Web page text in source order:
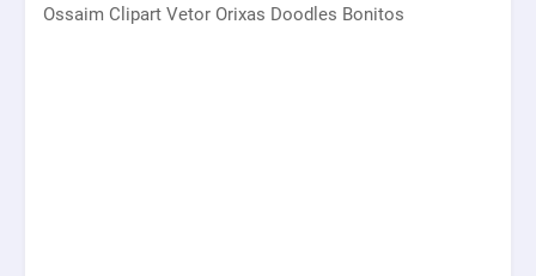
Ossaim Clipart Vetor Orixas Doodles Bonitos